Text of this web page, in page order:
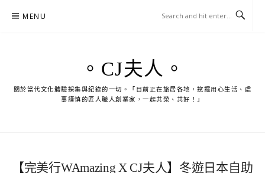
MENU
。CJ夫人。
關於當代文化體驗採集與紀錄的一切。「目前正在旅居各地，挖掘用心生活、處
事謹慎的匠人職人創業家，一起共榮、共好！」
【完美行WAmazing X CJ夫人】冬遊日本自助